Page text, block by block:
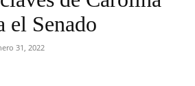
el Senado
31, 2022